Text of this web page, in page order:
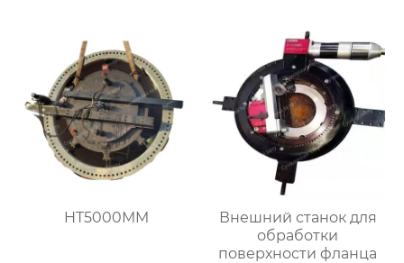
HT5000MM
Внешний станок для
обработки
поверхности фланца